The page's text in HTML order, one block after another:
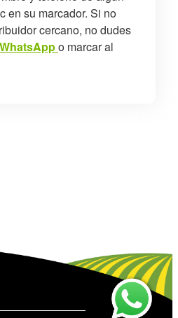
en su marcador. Si no
cercano, no dudes
WhatsAppo marcar al